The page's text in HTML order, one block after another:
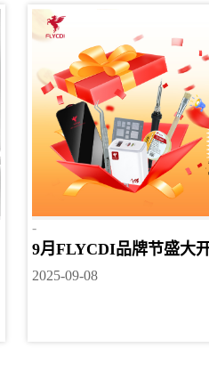
-
9月FLYCDI品牌节盛大
2025-09-08